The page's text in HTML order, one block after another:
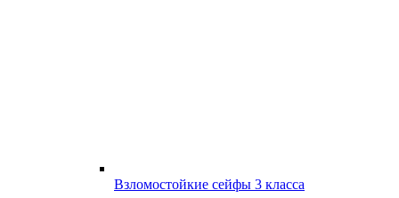
Взломостойкие сейфы 3 класса